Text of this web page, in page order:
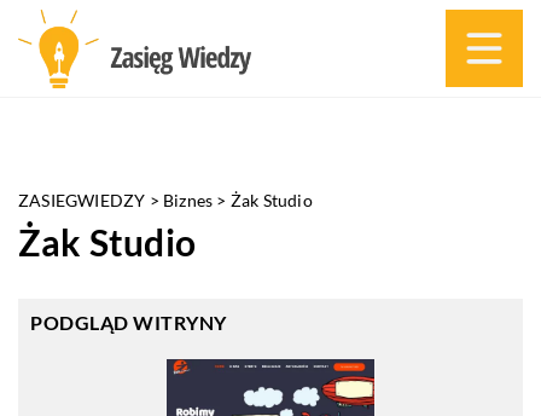
ZASIEGWIEDZY > Biznes > Żak Studio
Żak Studio
PODGLĄD WITRYNY